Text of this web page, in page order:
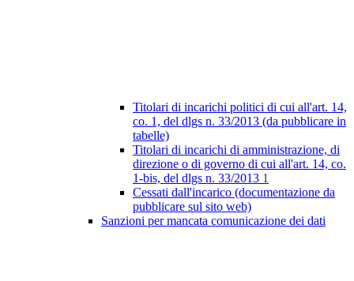
Titolari di incarichi politici di cui all'art. 14,
co. 1, del dlgs n. 33/2013 (da pubblicare in
tabelle)
Titolari di incarichi di amministrazione, di
direzione o di governo di cui all'art. 14, co.
1-bis, del dlgs n. 33/2013 1
Cessati dall'incarico (documentazione da
pubblicare sul sito web)
Sanzioni per mancata comunicazione dei dati